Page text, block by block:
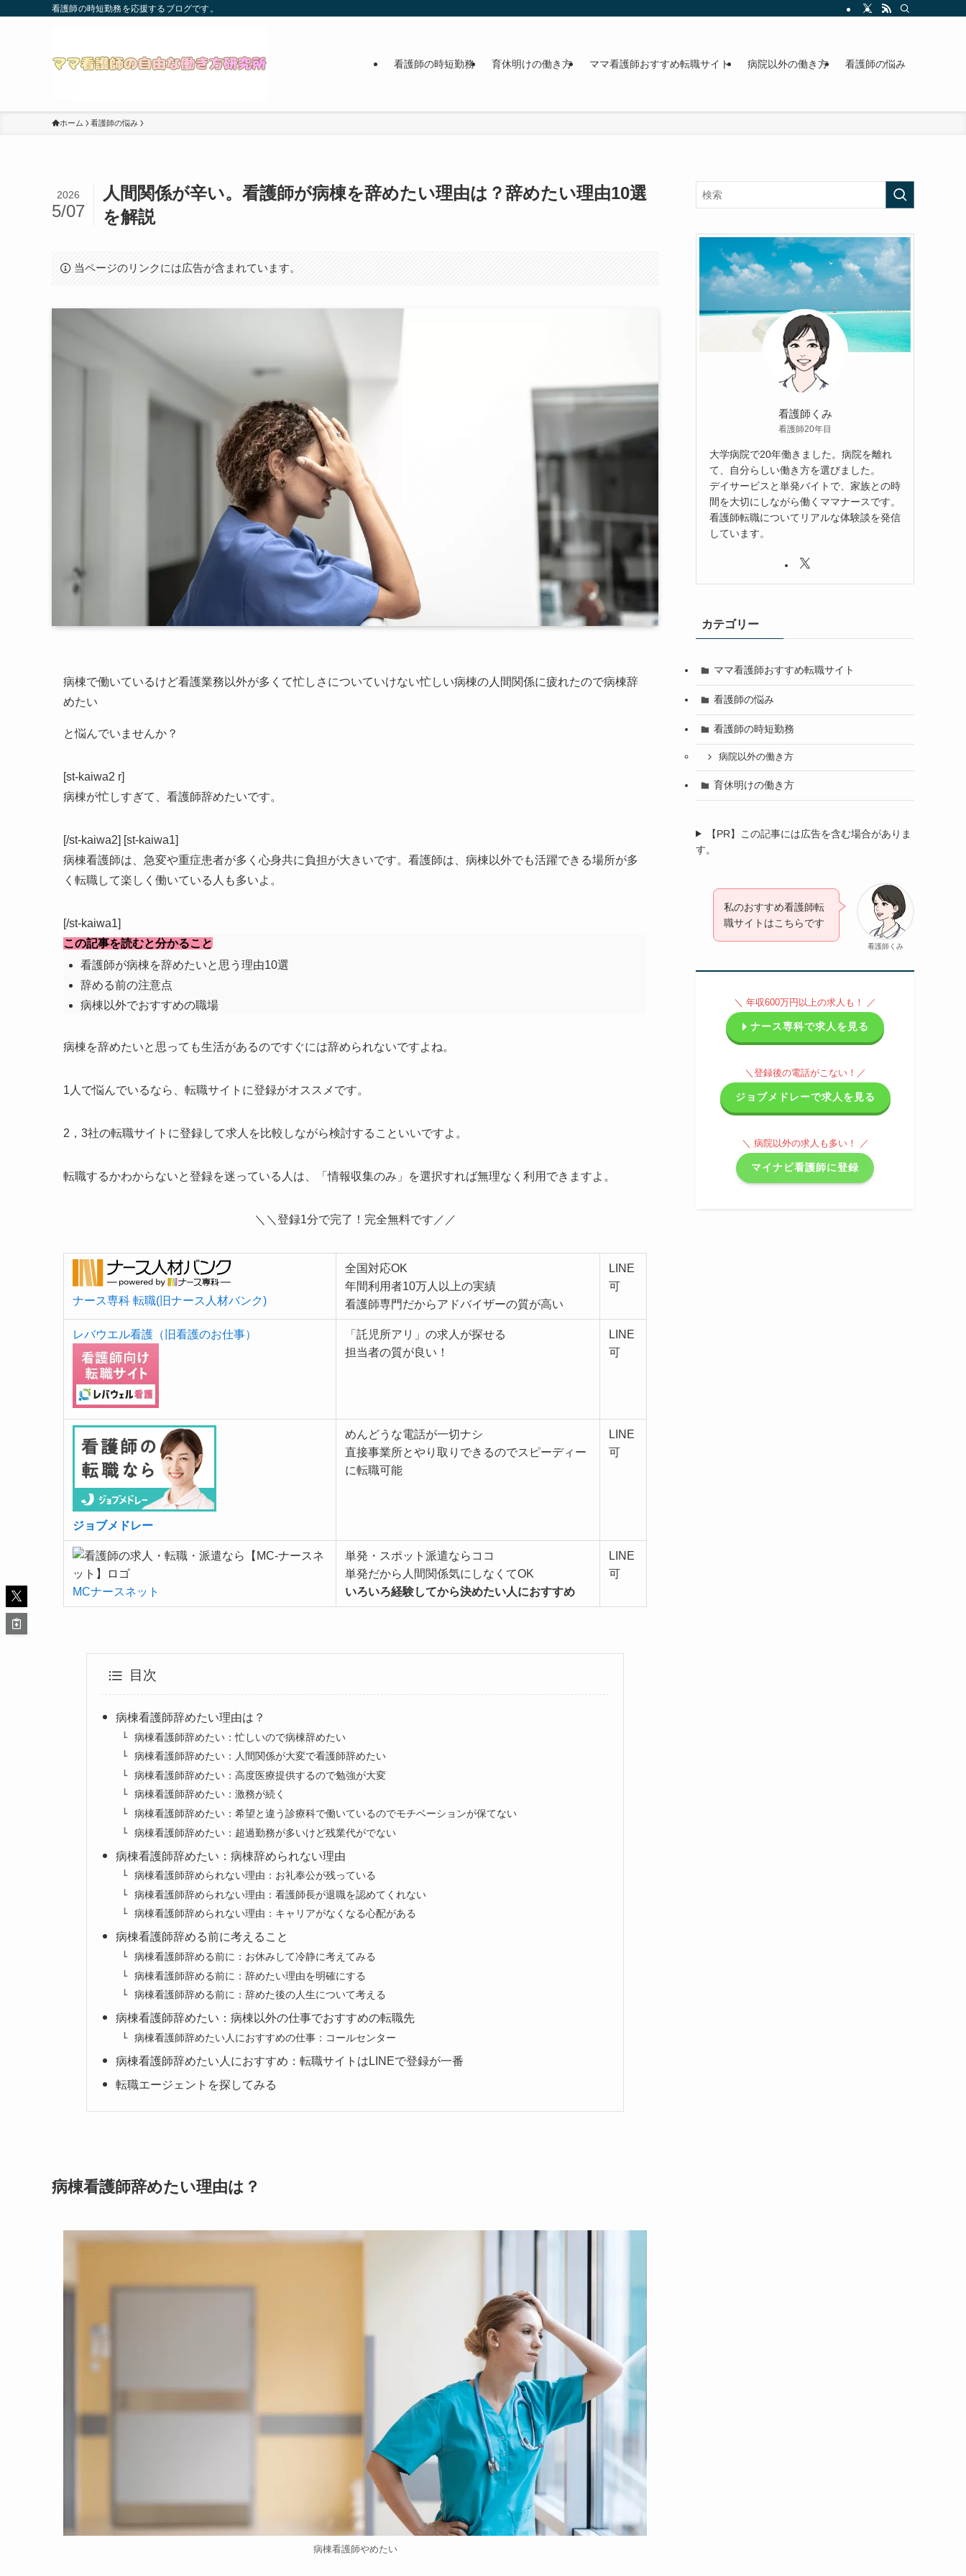
看護師の時短勤務を応援するブログです。
看護師の時短勤務 育休明けの働き方 ママ看護師おすすめ転職サイト 病院以外の働き方 看護師の悩み
ホーム 看護師の悩み
人間関係が辛い。看護師が病棟を辞めたい理由は？辞めたい理由10選
を解説
2026
5/07
当ページのリンクには広告が含まれています。
病棟で働いているけど看護業務以外が多くて忙しさについていけない忙しい病棟の人間関係に疲れたので病棟辞
めたい
と悩んでいませんか？
[st-kaiwa2 r]
病棟が忙しすぎて、看護師辞めたいです。
[/st-kaiwa2] [st-kaiwa1]
病棟看護師は、急変や重症患者が多く心身共に負担が大きいです。看護師は、病棟以外でも活躍できる場所が多
く転職して楽しく働いている人も多いよ。
[/st-kaiwa1]
この記事を読むと分かること
看護師が病棟を辞めたいと思う理由10選
辞める前の注意点
病棟以外でおすすめの職場
病棟を辞めたいと思っても生活があるのですぐには辞められないですよね。
1人で悩んでいるなら、転職サイトに登録がオススメです。
2，3社の転職サイトに登録して求人を比較しながら検討することいいですよ。
転職するかわからないと登録を迷っている人は、 「情報収集のみ」 を選択すれば無理なく利用できますよ。
＼＼ 登録1分で完了！完全無料です ／／
ナース専科 転職(旧ナース人材バンク)
全国対応OK
年間利用者10万人以上の実績
看護師専門だからアドバイザーの質が高い
LINE
可
レバウエル看護（旧看護のお仕事）
「託児所アリ」の求人が探せる
担当者の質が良い！
LINE
可
ジョブメドレー
めんどうな電話が一切ナシ
直接事業所とやり取りできるのでスピーディー
に転職可能
LINE
可
MCナースネット
単発・スポット派遣ならココ
単発だから 人間関係気にしなくてOK
いろいろ経験してから決めたい人におすすめ
LINE
可
目次
病棟看護師辞めたい理由は？
病棟看護師辞めたい：忙しいので病棟辞めたい
病棟看護師辞めたい：人間関係が大変で看護師辞めたい
病棟看護師辞めたい：高度医療提供するので勉強が大変
病棟看護師辞めたい：激務が続く
病棟看護師辞めたい：希望と違う診療科で働いているのでモチベーションが保てない
病棟看護師辞めたい：超過勤務が多いけど残業代がでない
病棟看護師辞めたい：病棟辞められない理由
病棟看護師辞められない理由：お礼奉公が残っている
病棟看護師辞められない理由：看護師長が退職を認めてくれない
病棟看護師辞められない理由：キャリアがなくなる心配がある
病棟看護師辞める前に考えること
病棟看護師辞める前に：お休みして冷静に考えてみる
病棟看護師辞める前に：辞めたい理由を明確にする
病棟看護師辞める前に：辞めた後の人生について考える
病棟看護師辞めたい：病棟以外の仕事でおすすめの転職先
病棟看護師辞めたい人におすすめの仕事：コールセンター
病棟看護師辞めたい人におすすめ：転職サイトはLINEで登録が一番
転職エージェントを探してみる
病棟看護師辞めたい理由は？
病棟看護師やめたい
看護師くみ
看護師20年目
大学病院で20年働きました。病院を離れ
て、自分らしい働き方を選びました。
デイサービスと単発バイトで、家族との時
間を大切にしながら働くママナースです。
看護師転職についてリアルな体験談を発信
しています。
カテゴリー
ママ看護師おすすめ転職サイト
看護師の悩み
看護師の時短勤務
病院以外の働き方
育休明けの働き方
【PR】この記事には広告を含む場合がありま
す。
看護師くみ
私のおすすめ看護師転
職サイトはこちらです
＼ 年収600万円以上の求人も！ ／
ナース専科で求人を見る
＼登録後の電話がこない！／
ジョブメドレーで求人を見る
＼ 病院以外の求人も多い！ ／
マイナビ看護師に登録